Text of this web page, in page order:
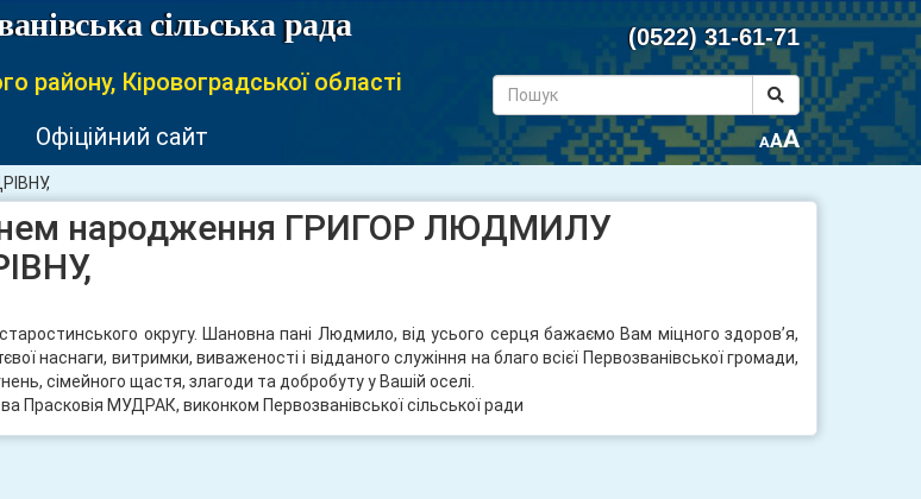
сільська рада
району, Кіровоградської області
Офіційний сайт
(0522) 31-61-71
AAA
народження ГРИГОР ЛЮДМИЛУ
округу. Шановна пані Людмило, від усього серця бажаємо Вам міцного здоров’я,
наснаги, витримки, виваженості і відданого служіння на благо всієї Первозванівської громади,
сімейного щастя, злагоди та добробуту у Вашій оселі.
Прасковія МУДРАК, виконком Первозванівської сільської ради